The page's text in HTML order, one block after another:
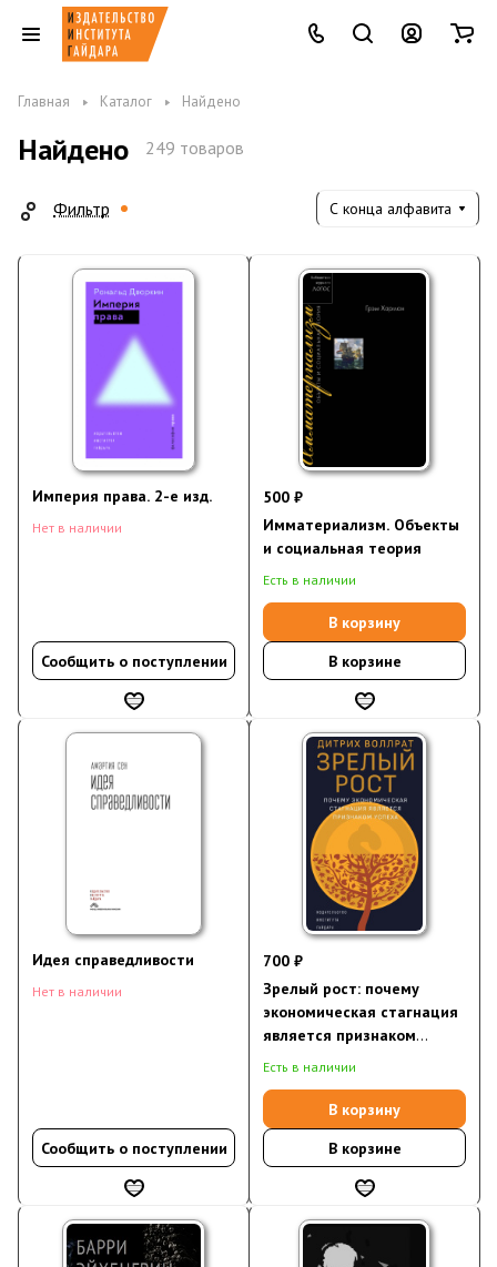
Главная Каталог Найдено
Найдено 249 товаров
Фильтр С конца алфавита
Империя права. 2-е изд.
Нет в наличии
Сообщить о поступлении
500 ₽
Имматериализм. Объекты
и социальная теория
Есть в наличии
В корзину
В корзине
Идея справедливости
Нет в наличии
Сообщить о поступлении
700 ₽
Зрелый рост: почему
экономическая стагнация
является признаком
успеха
Есть в наличии
В корзину
В корзине